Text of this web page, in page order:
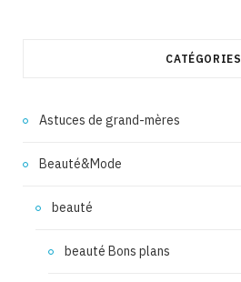
CATÉGORIES
Astuces de grand-mères
Beauté&Mode
beauté
beauté Bons plans